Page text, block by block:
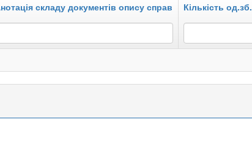
складу документів опису справ Кількість од.зб.